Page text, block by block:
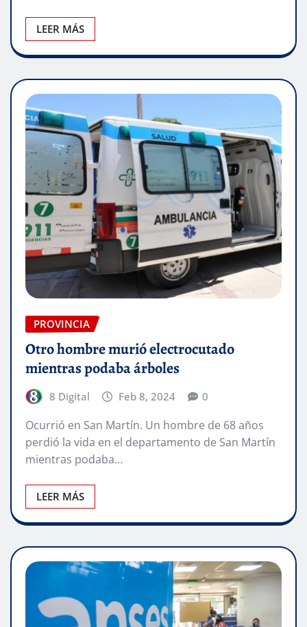
LEER MÁS
PROVINCIA
Otro hombre murió electrocutado
mientras podaba árboles
8 Digital Feb 8, 2024 0
Ocurrió en San Martín. Un hombre de 68 años
perdió la vida en el departamento de San Martín
mientras podaba…
LEER MÁS